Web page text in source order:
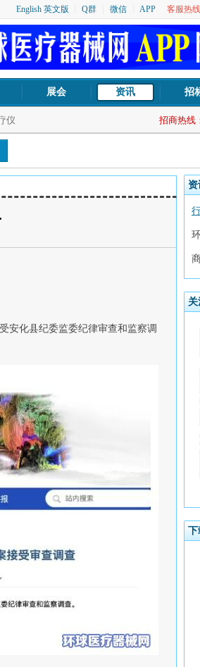
English 英文版 Q群 微信 APP 客服热
展会 资讯 招
招商热线
仪
资
下
安化县纪委监委纪律审查和监察调